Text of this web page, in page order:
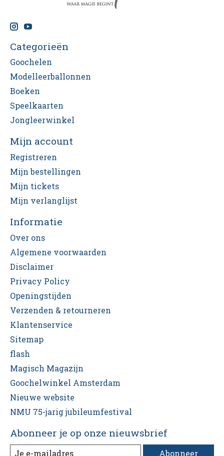
Categorieën
Goochelen
Modelleerballonnen
Boeken
Speelkaarten
Jongleerwinkel
Mijn account
Registreren
Mijn bestellingen
Mijn tickets
Mijn verlanglijst
Informatie
Over ons
Algemene voorwaarden
Disclaimer
Privacy Policy
Openingstijden
Verzenden & retourneren
Klantenservice
Sitemap
flash
Magisch Magazijn
Goochelwinkel Amsterdam
Nieuwe website
NMU 75-jarig jubileumfestival
Abonneer je op onze nieuwsbrief
Abonneer